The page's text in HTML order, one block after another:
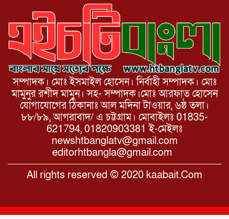
সম্পাদক। মোঃ ইসমাইল হোসেন। নির্বাহী সম্পাদক। মোঃ
মামুনুর রশীদ মামুন। সহ- সম্পাদক।মোঃ আরফাত হোসেন
যোগাযোগের ঠিকানাঃ আল মদিনা টাওয়ার, ৬ষ্ঠ তলা।
৮৮/৮৯, আগরাবাদ/ এ চট্টগ্রাম। মোবাইলঃ 01835-
621794, 01820903381 ই-মেইলঃ
newshtbanglatv@gmail.com
editorhtbangla@gmail.com
All rights reserved © 2020 kaabait.Com